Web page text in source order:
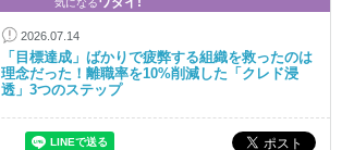
2026.07.14
「目標達成」ばかりで疲弊する組織を救ったのは
理念だった！離職率を10%削減した「クレド浸
透」3つのステップ